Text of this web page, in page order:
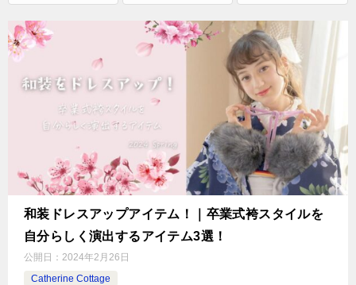
和装ドレスアップアイテム！｜卒業式袴スタイルを
自分らしく演出するアイテム3選！
公開日： 2024年2月26日
Catherine Cottage